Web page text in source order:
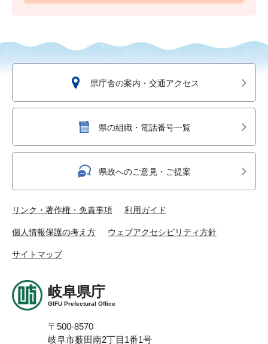
県庁舎の案内・交通アクセス
県の組織・電話番号一覧
県政へのご意見・ご提案
リンク・著作権・免責事項 利用ガイド
個人情報保護の考え方 ウェブアクセシビリティ方針
サイトマップ
岐阜県庁
GIFU Prefectural Office
〒500-8570
岐阜市薮田南2丁目1番1号